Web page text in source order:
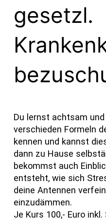
gesetzl.
Du lernst achtsam
verschieden Formeln
kennen und kannst
dann zu Hause
bekommst auch
entsteht, wie sich
deine Antennen
einzudämmen.
Je Kurs 100,- Euro inkl.